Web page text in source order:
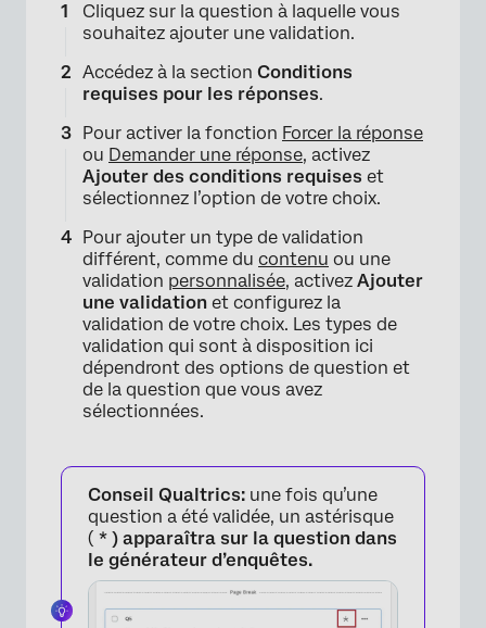
Cliquez sur la question à laquelle vous
souhaitez ajouter une validation.
Accédez à la section Conditions
requises pour les réponses.
Pour activer la fonction Forcer la réponse
ou Demander une réponse, activez
Ajouter des conditions requises et
sélectionnez l’option de votre choix.
Pour ajouter un type de validation
différent, comme du contenu ou une
validation personnalisée, activez Ajouter
une validation et configurez la
validation de votre choix. Les types de
validation qui sont à disposition ici
dépendront des options de question et
de la question que vous avez
sélectionnées.
Conseil Qualtrics: une fois qu’une
question a été validée, un astérisque
( * ) apparaîtra sur la question dans
le générateur d’enquêtes.